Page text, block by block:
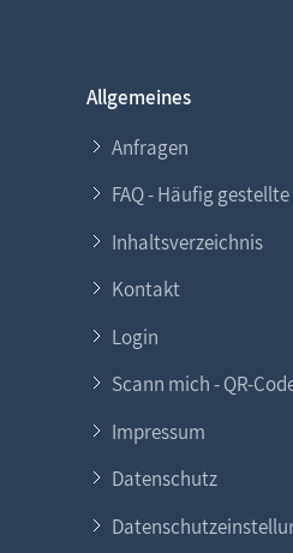
Allgemeines
Anfragen
FAQ - Häufig
Inhaltsverzeichnis
Kontakt
Login
Scann mich - QR-
Impressum
Datenschutz